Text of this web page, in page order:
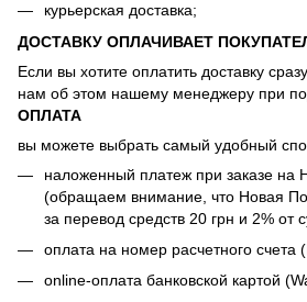
курьерская доставка;
ДОСТАВКУ ОПЛАЧИВАЕТ
Если вы хотите оплатить доставку
нам об этом нашему менеджеру при
ОПЛАТА
вы можете выбрать самый удобный
наложенный платеж при заказе на
(обращаем внимание, что Новая
за перевод средств 20 грн и 2% от
оплата на номер расчетного счета
online-оплата банковской картой